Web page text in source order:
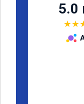
5.0
★★